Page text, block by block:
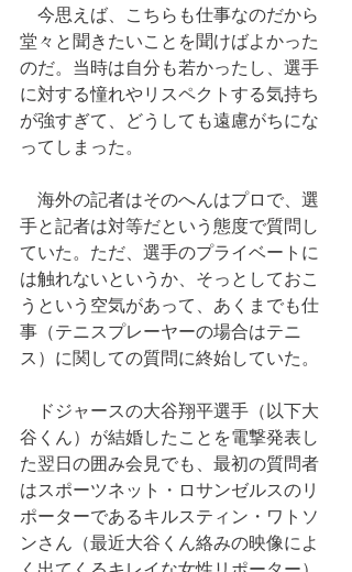
今思えば、こちらも仕事なのだから
堂々と聞きたいことを聞けばよかった
のだ。当時は自分も若かったし、選手
に対する憧れやリスペクトする気持ち
が強すぎて、どうしても遠慮がちにな
ってしまった。
海外の記者はそのへんはプロで、選
手と記者は対等だという態度で質問し
ていた。ただ、選手のプライベートに
は触れないというか、そっとしておこ
うという空気があって、あくまでも仕
事（テニスプレーヤーの場合はテニ
ス）に関しての質問に終始していた。
ドジャースの大谷翔平選手（以下大
谷くん）が結婚したことを電撃発表し
た翌日の囲み会見でも、最初の質問者
はスポーツネット・ロサンゼルスのリ
ポーターであるキルスティン・ワトソ
ンさん（最近大谷くん絡みの映像によ